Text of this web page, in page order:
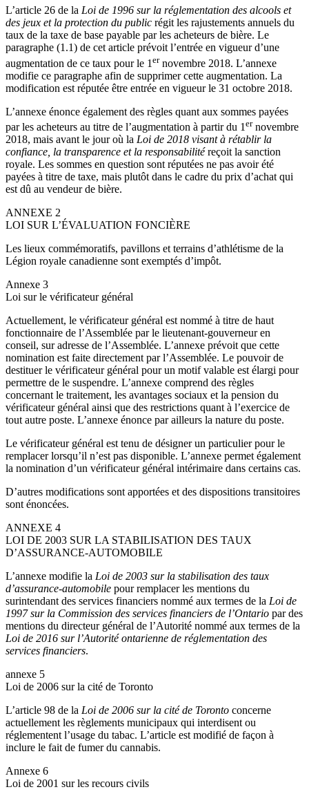
L’article 26 de la Loi de 1996 sur la réglementation des alcools et
des jeux et la protection du public régit les rajustements annuels du
taux de la taxe de base payable par les acheteurs de bière. Le
paragraphe (1.1) de cet article prévoit l’entrée en vigueur d’une
augmentation de ce taux pour le 1 ernovembre 2018. L’annexe
modifie ce paragraphe afin de supprimer cette augmentation. La
modification est réputée être entrée en vigueur le 31 octobre 2018.
L’annexe énonce également des règles quant aux sommes payées
par les acheteurs au titre de l’augmentation à partir du 1 ernovembre
2018, mais avant le jour où la Loi de 2018 visant à rétablir la
confiance, la transparence et la responsabilitéreçoit la sanction
royale. Les sommes en question sont réputées ne pas avoir été
payées à titre de taxe, mais plutôt dans le cadre du prix d’achat qui
est dû au vendeur de bière.
ANNEXE 2
LOI SUR L’ÉVALUATION FONCIÈRE
Les lieux commémoratifs, pavillons et terrains d’athlétisme de la
Légion royale canadienne sont exemptés d’impôt.
Annexe 3
Loi sur le vérificateur général
Actuellement, le vérificateur général est nommé à titre de haut
fonctionnaire de l’Assemblée par le lieutenant-gouverneur en
conseil, sur adresse de l’Assemblée. L’annexe prévoit que cette
nomination est faite directement par l’Assemblée. Le pouvoir de
destituer le vérificateur général pour un motif valable est élargi pour
permettre de le suspendre. L’annexe comprend des règles
concernant le traitement, les avantages sociaux et la pension du
vérificateur général ainsi que des restrictions quant à l’exercice de
tout autre poste. L’annexe énonce par ailleurs la nature du poste.
Le vérificateur général est tenu de désigner un particulier pour le
remplacer lorsqu’il n’est pas disponible. L’annexe permet également
la nomination d’un vérificateur général intérimaire dans certains cas.
D’autres modifications sont apportées et des dispositions transitoires
sont énoncées.
ANNEXE 4
LOI DE 2003 SUR LA STABILISATION DES TAUX
D’ASSURANCE-AUTOMOBILE
L’annexe modifie la Loi de 2003 sur la stabilisation des taux
d’assurance-automobile pour remplacerles mentions du
surintendant des services financiers nommé aux termes de la Loi de
1997 sur la Commission des services financiers de l’Ontario par des
mentions du directeur général de l’Autorité nommé aux termes de la
Loi de 2016 sur l’Autorité ontarienne de réglementation des
services financiers.
annexe 5
Loi de 2006 sur la cité de Toronto
L’article 98 de la Loi de 2006 sur la cité de Toronto concerne
actuellement les règlements municipaux qui interdisent ou
réglementent l’usage du tabac. L’article est modifié de façon à
inclure le fait de fumer du cannabis.
Annexe 6
Loi de 2001 sur les recours civils